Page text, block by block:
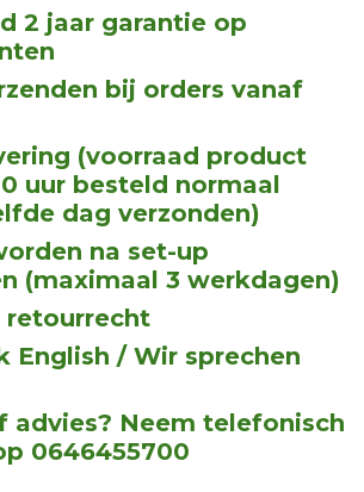
2 jaar garantie op
bij orders vanaf
(voorraad product
uur besteld normaal
dag verzonden)
na set-up
(maximaal 3 werkdagen)
retourrecht
English / Wir sprechen
advies? Neem telefonisch
0646455700